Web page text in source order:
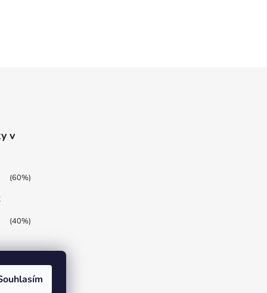
v
(60%)
(40%)